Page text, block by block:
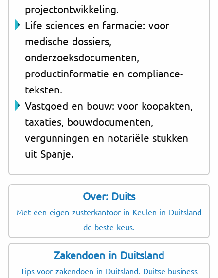
projectontwikkeling.
Life sciences en farmacie: voor
medische dossiers,
onderzoeksdocumenten,
productinformatie en compliance-
teksten.
Vastgoed en bouw: voor koopakten,
taxaties, bouwdocumenten,
vergunningen en notariële stukken
uit Spanje.
Over: Duits
Met een eigen zusterkantoor in Keulen in Duitsland
de beste keus.
Zakendoen in Duitsland
Tips voor zakendoen in Duitsland. Duitse business